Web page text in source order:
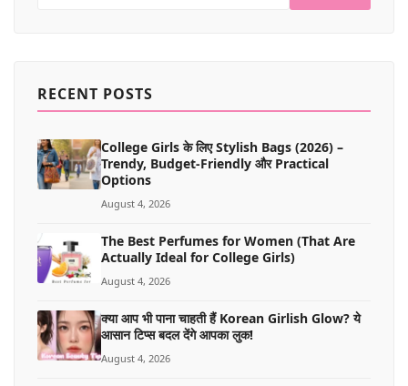
RECENT POSTS
College Girls के लिए Stylish Bags (2026) –
Trendy, Budget-Friendly और Practical
Options
August 4, 2026
The Best Perfumes for Women (That Are
Actually Ideal for College Girls)
August 4, 2026
क्या आप भी पाना चाहती हैं Korean Girlish Glow? ये
आसान टिप्स बदल देंगे आपका लुक!
August 4, 2026